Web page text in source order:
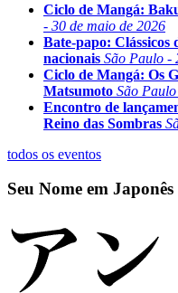
Ciclo de Mangá:
- 30 de maio de 2026
Bate-papo: Clássicos
nacionais São Paulo -
Ciclo de Mangá: Os
Matsumoto São
Encontro de
Reino das Sombras
todos os eventos
Seu Nome em Japonês